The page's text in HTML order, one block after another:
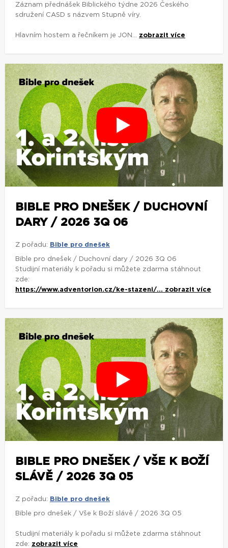
Záznam přednášek Biblického týdne 2026 Českého
sdružení CASD s názvem Stupně víry.
Hlavním hostem a řečníkem je JON... zobrazit více
BIBLE PRO DNEŠEK / DUCHOVNÍ
DARY / 2026 3Q 06
Z pořadu: Bible pro dnešek
Bible pro dnešek / Duchovní dary / 2026 3Q 06
Studijní materiály k pořadu si můžete zdarma stáhnout
zde:
https://www.adventorion.cz/ke-stazeni/... zobrazit více
BIBLE PRO DNEŠEK / VŠE K BOŽÍ
SLÁVĚ / 2026 3Q 05
Z pořadu: Bible pro dnešek
Bible pro dnešek / Vše k Boží slávě / 2026 3Q 05
Studijní materiály k pořadu si můžete zdarma stáhnout
zde: zobrazit více